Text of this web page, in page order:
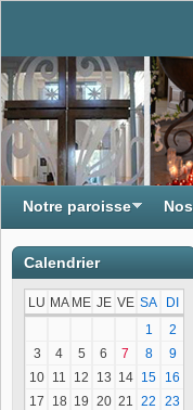
Notre paroisse
Calendrier
LU MA ME JE VE SA
DI
1
2
3
4 5 6 7 8
9
10 11 12 13 14 15
16
17
18 19 20 21 22
23